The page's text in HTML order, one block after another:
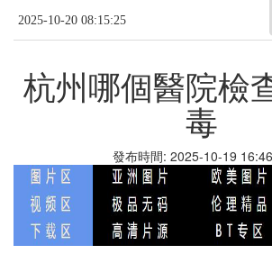
2025-10-20 08:15:25
杭州哪個醫院檢
毒
發布時間: 2025-10-19